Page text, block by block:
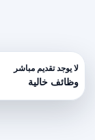
لا يوجد تقديم مباشر
وظائف خالية